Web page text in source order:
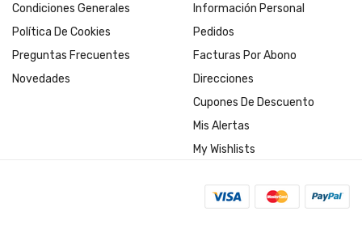
Condiciones Generales
Política De Cookies
Preguntas Frecuentes
Novedades
Información Personal
Pedidos
Facturas Por Abono
Direcciones
Cupones De Descuento
Mis Alertas
My Wishlists